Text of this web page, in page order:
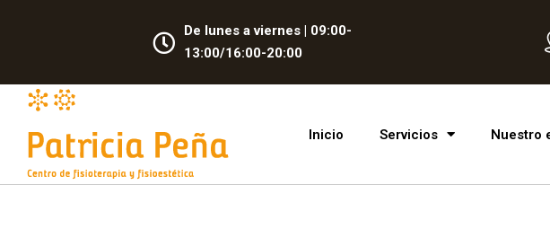
De lunes a viernes | 09:00-
13:00/16:00-20:00
Inicio Servicios Nuestro